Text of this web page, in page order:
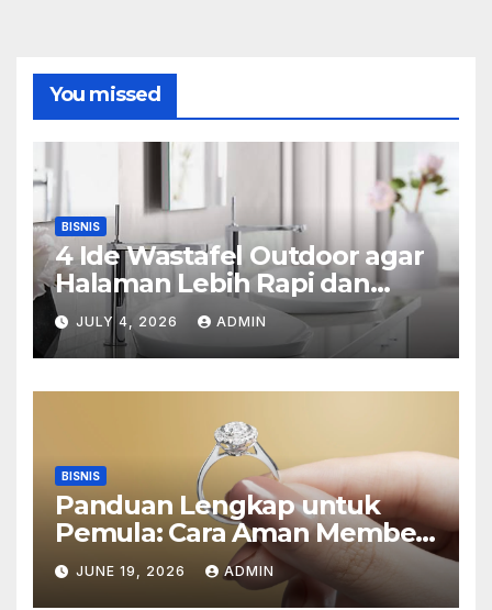
You missed
BISNIS
4 Ide Wastafel Outdoor agar
Halaman Lebih Rapi dan
Estetik
JULY 4, 2026 ADMIN
BISNIS
Panduan Lengkap untuk
Pemula: Cara Aman Membeli
Perhiasan Berlian di Toko
Emas Bogor
JUNE 19, 2026 ADMIN